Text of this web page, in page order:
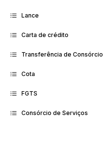
Lance
Carta de crédito
Transferência de Consórcio
Cota
FGTS
Consórcio de Serviços